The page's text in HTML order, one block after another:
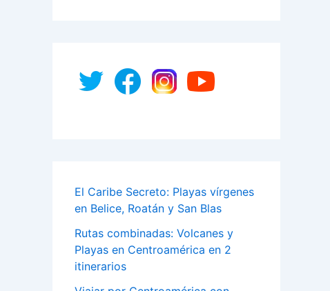
El Caribe Secreto: Playas vírgenes
en Belice, Roatán y San Blas
Rutas combinadas: Volcanes y
Playas en Centroamérica en 2
itinerarios